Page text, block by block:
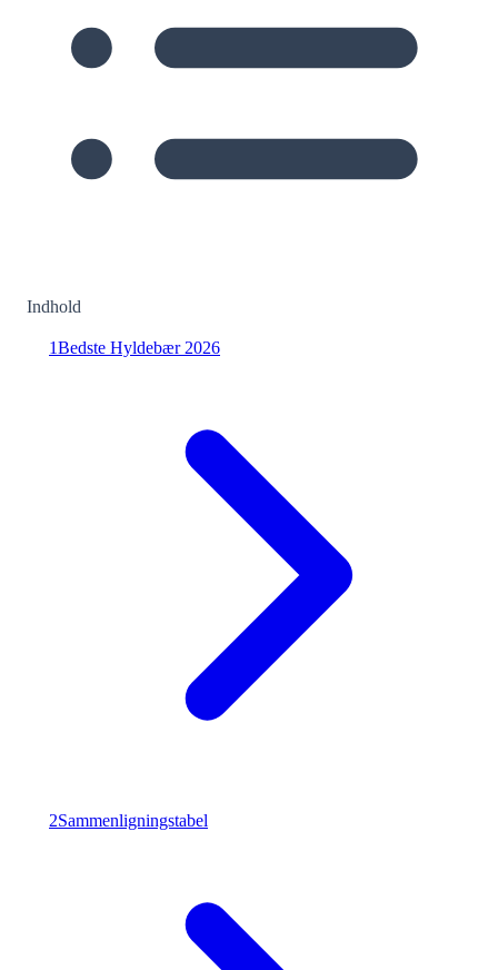
Indhold
1Bedste Hyldebær 2026
2Sammenligningstabel